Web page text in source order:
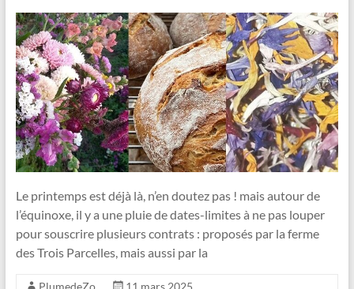
Le printemps est déjà là, n’en doutez pas ! mais autour de
l’équinoxe, il y a une pluie de dates-limites à ne pas louper
pour souscrire plusieurs contrats : proposés par la ferme
des Trois Parcelles, mais aussi par la